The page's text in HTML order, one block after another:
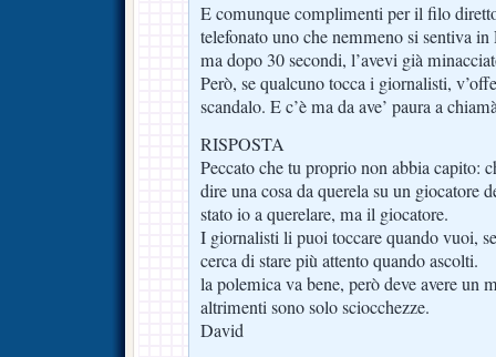
E comunque complimenti per il filo
telefonato uno che nemmeno si sentiva
ma dopo 30 secondi, l’avevi già
Però, se qualcuno tocca i giornalisti,
scandalo. E c’è ma da ave’ paura a
RISPOSTA
Peccato che tu proprio non abbia capito:
dire una cosa da querela su un giocatore
stato io a querelare, ma il giocatore.
I giornalisti li puoi toccare quando vuoi,
cerca di stare più attento quando ascolti.
la polemica va bene, però deve avere un
altrimenti sono solo sciocchezze.
David